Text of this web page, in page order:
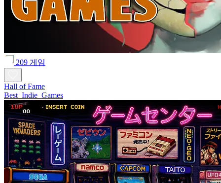
209 게임
Hall of Fame
Best_Indie_Games